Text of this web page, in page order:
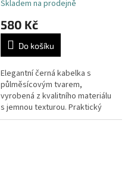
Skladem na prodejně
580 Kč
Do košíku
Elegantní černá kabelka s
půlměsícovým tvarem,
vyrobená z kvalitního materiálu
s jemnou texturou. Praktický
hlavní prostor na zip a